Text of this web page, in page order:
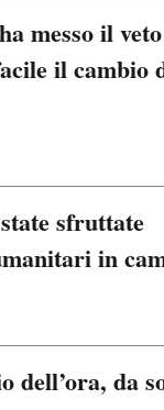
messo il
il cambio
sfruttate
in
dell’ora, da